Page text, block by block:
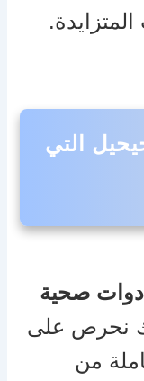
التي
ادوات صحية
نحرص على
من